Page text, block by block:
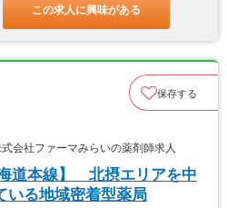
この求人に興味がある
保存する
社ファーマみらいの薬剤師求人
道本線】 北摂エリアを中
いる地域密着型薬局